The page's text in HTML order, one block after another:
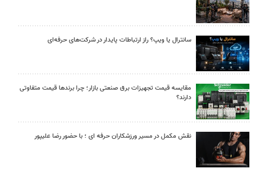
سانترال یا ویپ؟ راز ارتباطات پایدار در شرکت‌های حرفه‌ای
مقایسه قیمت تجهیزات برق صنعتی بازار؛ چرا برندها قیمت متفاوتی
دارند؟
نقش مکمل در مسیر ورزشکاران حرفه ای ؛ با حضور رضا علیپور